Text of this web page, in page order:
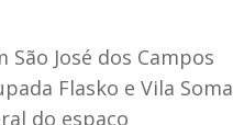
José dos Campos
Flasko e Vila Soma
do espaço